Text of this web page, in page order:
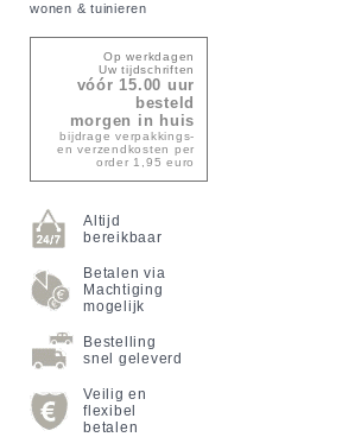
wonen & tuinieren
Op werkdagen
Uw tijdschriften
vóór 15.00 uur
besteld
morgen in huis
bijdrage verpakkings-
en verzendkosten per
order 1,95 euro
Altijd
bereikbaar
Betalen via
Machtiging
mogelijk
Bestelling
snel geleverd
Veilig en
flexibel
betalen